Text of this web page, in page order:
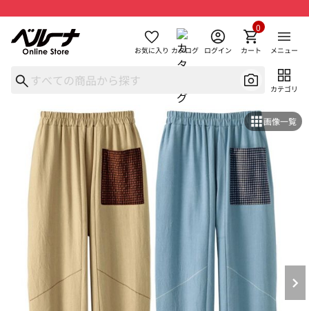
お気に入り カタログ ログイン カート
0
メニュー
カテゴリ
画像一覧